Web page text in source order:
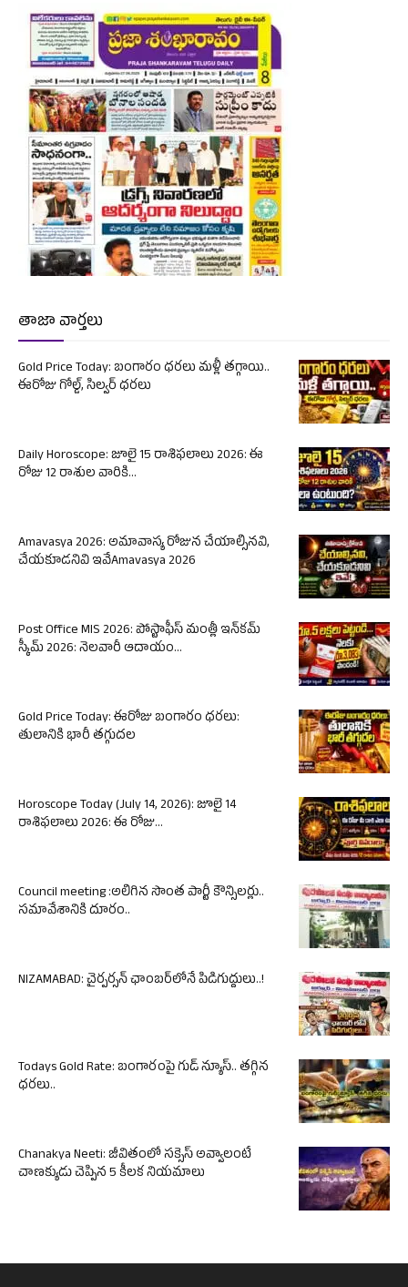
తాజా వార్తలు
Gold Price Today: బంగారం ధరలు మళ్లీ తగ్గాయి..
ఈరోజు గోల్డ్, సిల్వర్ ధరలు
Daily Horoscope: జూలై 15 రాశిఫలాలు 2026: ఈ
రోజు 12 రాశుల వారికి...
Amavasya 2026: అమావాస్య రోజున చేయాల్సినవి,
చేయకూడనివి ఇవేAmavasya 2026
Post Office MIS 2026: పోస్టాఫీస్ మంత్లీ ఇన్‌కమ్
స్కీమ్ 2026: నెలవారీ ఆదాయం...
Gold Price Today: ఈరోజు బంగారం ధరలు:
తులానికి భారీ తగ్గుదల
Horoscope Today (July 14, 2026): జూలై 14
రాశిఫలాలు 2026: ఈ రోజు...
Council meeting :అలిగిన సొంత పార్టీ కౌన్సిలర్లు..
సమావేశానికి దూరం..
NIZAMABAD: చైర్పర్సన్ ఛాంబర్‌లోనే పిడిగుద్దులు..!
Todays Gold Rate: బంగారంపై గుడ్ న్యూస్.. తగ్గిన
ధరలు..
Chanakya Neeti: జీవితంలో సక్సెస్ అవ్వాలంటే
చాణక్యుడు చెప్పిన 5 కీలక నియమాలు